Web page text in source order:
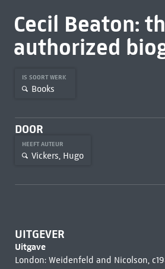
Cecil Beaton:
authorized
IS SOORT WERK
Books
DOOR
HEEFT AUTEUR
Vickers, Hugo
UITGEVER
Uitgave
London: Weidenfeld and Nicolson,